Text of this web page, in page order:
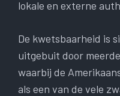
lokale en externe
De kwetsbaarheid is
uitgebuit door
waarbij de
als een van de vele